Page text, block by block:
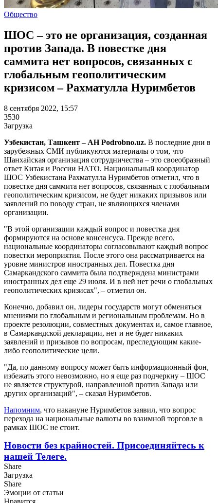
Общество
ШОС – это не организация, созданная
против Запада. В повестке дня
саммита нет вопросов, связанных с
глобальным геополитическим
кризисом – Рахматулла Нуримбетов
8 сентября 2022, 15:57
3530
Загрузка
Узбекистан, Ташкент – АН Podrobno.uz. В последние дни в
зарубежных СМИ публикуются материалы о том, что
Шанхайская организация сотрудничества – это своеобразный
ответ Китая и России НАТО. Национальный координатор
ШОС Узбекистана Рахматулла Нуримбетов отметил, что в
повестке дня саммита нет вопросов, связанных с глобальным
геополитическим кризисом, не будет никаких призывов или
заявлений по поводу стран, не являющихся членами
организации.
"В этой организации каждый вопрос и повестка дня
формируются на основе консенсуса. Прежде всего,
национальные координаторы согласовывают каждый вопрос
повестки мероприятия. После этого она рассматривается на
уровне министров иностранных дел. Повестка дня
Самаркандского саммита была подтверждена министрами
иностранных дел еще 29 июля. И в ней нет речи о глобальных
геополитических кризисах", – отметил он.
Конечно, добавил он, лидеры государств могут обменяться
мнениями по глобальным и региональным проблемам. Но в
проекте резолюции, совместных документах и, самое главное,
в Самаркандской декларации, нет и не будет никаких
заявлений и призывов по вопросам, преследующим какие-
либо геополитические цели.
"Да, по данному вопросу может быть информационный фон,
избежать этого невозможно, но я еще раз подчеркну – ШОС
не является структурой, направленной против Запада или
других организаций", – сказал Нуримбетов.
Напомним, что накануне Нуримбетов заявил, что вопрос
перехода на национальные валюты во взаимной торговле в
рамках ШОС не стоит.
Новости без крайностей. Присоединяйтесь к
нашей Телеге.
Share
Загрузка
Share
Эмоции от статьи
Нравится